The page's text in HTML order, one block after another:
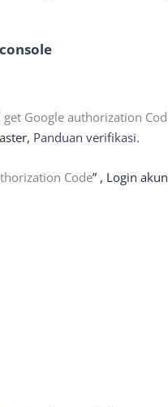
get Google authorization
Panduan verifikasi.
Code” , Login